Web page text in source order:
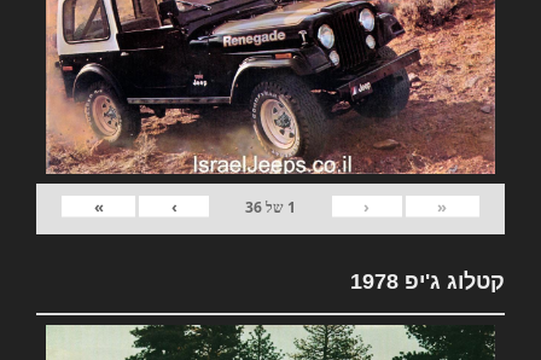
«
‹
1 של36
›
»
קטלוג ג'יפ 1978